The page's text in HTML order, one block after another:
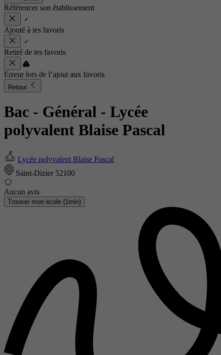
Référencer son établissement
Ajouté à tes favoris
Retiré de tes favoris
Erreur lors de l’ajout aux favoris
Retour
Bac - Général - Lycée
polyvalent Blaise Pascal
Lycée polyvalent Blaise Pascal
Saint-Dizier 52100
Aucun avis
Trouver mon école (1min)